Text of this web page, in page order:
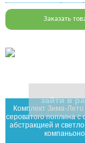
Заказать
Комплект Зима-Лето
сероватого поплина с
абстракцией и
зайти в